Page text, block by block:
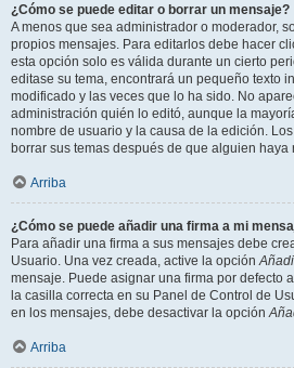
¿Cómo se puede editar o borrar un mensaje?
A menos que sea administrador o moderador,
propios mensajes. Para editarlos debe hacer
esta opción solo es válida durante un cierto
editase su tema, encontrará un pequeño texto
modificado y las veces que lo ha sido. No
administración quién lo editó, aunque la
nombre de usuario y la causa de la edición.
borrar sus temas después de que alguien
Arriba
¿Cómo se puede añadir una firma a mi
Para añadir una firma a sus mensajes debe
Usuario. Una vez creada, active la opción
mensaje. Puede asignar una firma por defecto
la casilla correcta en su Panel de Control de
en los mensajes, debe desactivar la opción
Arriba